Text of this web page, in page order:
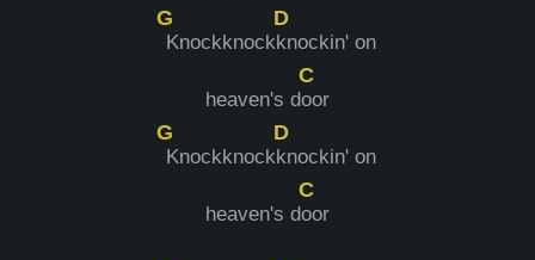
G
Knockknock
D
knockin' on
heaven's d
C
oor
G
Knockknock
D
knockin' on
heaven's d
C
oor